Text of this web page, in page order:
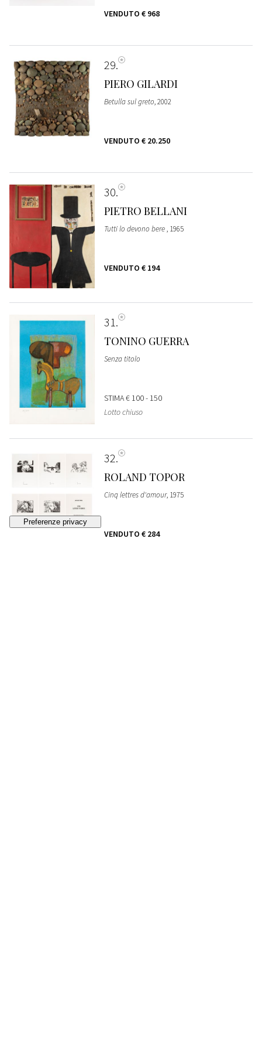
VENDUTO € 968
29
PIERO GILARDI
Betulla sul greto, 2002
VENDUTO € 20.250
30
PIETRO BELLANI
Tutti lo devono bere, 1965
VENDUTO € 194
31
TONINO GUERRA
Senza titolo
STIMA€ 100 - 150
Lotto chiuso
32
ROLAND TOPOR
Cinq lettres d'amour, 1975
VENDUTO € 284